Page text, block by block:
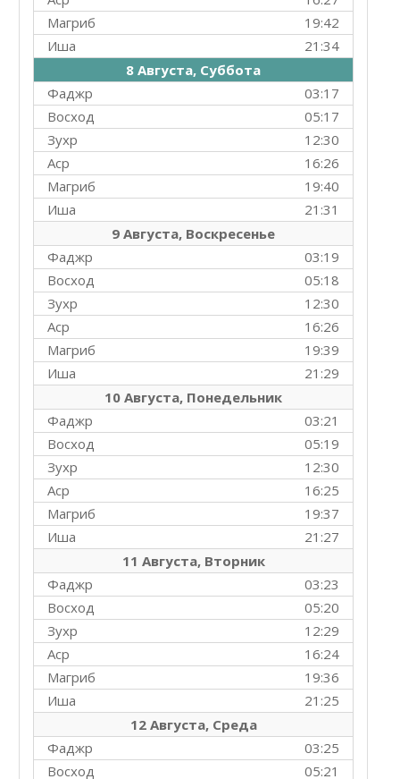
19:42
Магриб
21:34
Иша
8 Августа, Суббота
03:17
Фаджр
05:17
Восход
12:30
Зухр
16:26
Аср
19:40
Магриб
21:31
Иша
9 Августа, Воскресенье
03:19
Фаджр
05:18
Восход
12:30
Зухр
16:26
Аср
19:39
Магриб
21:29
Иша
10 Августа, Понедельник
03:21
Фаджр
05:19
Восход
12:30
Зухр
16:25
Аср
19:37
Магриб
21:27
Иша
11 Августа, Вторник
03:23
Фаджр
05:20
Восход
12:29
Зухр
16:24
Аср
19:36
Магриб
21:25
Иша
12 Августа, Среда
03:25
Фаджр
05:21
Восход